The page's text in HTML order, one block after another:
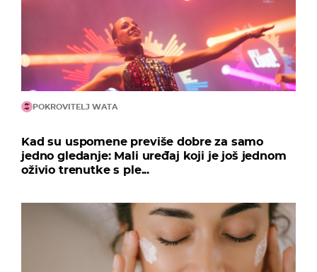
POKROVITELJ WATA
Kad su uspomene previše dobre za samo
jedno gledanje: Mali uređaj koji je još jednom
oživio trenutke s ple...